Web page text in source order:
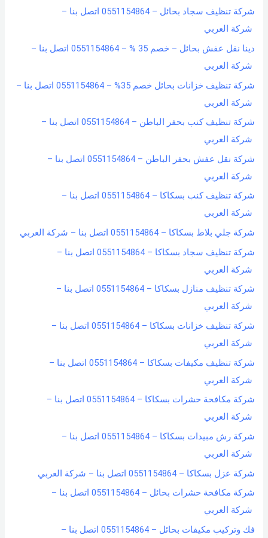
شركة تنظيف سجاد بحائل – 0551154864 اتصل بنا –
شركة العربي
دينا نقل عفش بحائل – خصم 35 % – 0551154864 اتصل بنا –
شركة العربي
شركة تنظيف خزانات بحائل خصم 35% – 0551154864 اتصل بنا –
شركة العربي
شركة تنظيف كنب بحفر الباطن – 0551154864 اتصل بنا –
شركة العربي
شركة نقل عفش بحفر الباطن – 0551154864 اتصل بنا –
شركة العربي
شركة تنظيف كنب بسكاكا – 0551154864 اتصل بنا –
شركة العربي
شركة جلي بلاط بسكاكا – 0551154864 اتصل بنا – شركة العربي
شركة تنظيف سجاد بسكاكا – 0551154864 اتصل بنا –
شركة العربي
شركة تنظيف منازل بسكاكا – 0551154864 اتصل بنا –
شركة العربي
شركة تنظيف خزانات بسكاكا – 0551154864 اتصل بنا –
شركة العربي
شركة تنظيف مكيفات بسكاكا – 0551154864 اتصل بنا –
شركة العربي
شركة مكافحة حشرات بسكاكا – 0551154864 اتصل بنا –
شركة العربي
شركة رش مبيدات بسكاكا – 0551154864 اتصل بنا –
شركة العربي
شركة عزل بسكاكا – 0551154864 اتصل بنا – شركة العربي
شركة مكافحة حشرات بحائل – 0551154864 اتصل بنا –
شركة العربي
فك وتركيب مكيفات بحائل – 0551154864 اتصل بنا –